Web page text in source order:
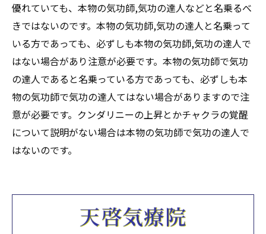
優れていても、本物の気功師,気功の達人などと名乗るべ
きではないのです。本物の気功師,気功の達人と名乗って
いる方であっても、必ずしも本物の気功師,気功の達人で
はない場合があり注意が必要です。本物の気功師で気功
の達人であると名乗っている方であっても、必ずしも本
物の気功師で気功の達人てはない場合がありますので注
意が必要です。クンダリニーの上昇とかチャクラの覚醒
について説明がない場合は本物の気功師で気功の達人で
はないのです。